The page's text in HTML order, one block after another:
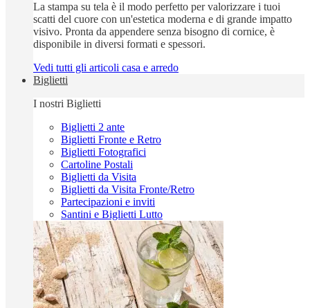
La stampa su tela è il modo perfetto per valorizzare i tuoi
scatti del cuore con un'estetica moderna e di grande impatto
visivo. Pronta da appendere senza bisogno di cornice, è
disponibile in diversi formati e spessori.
Vedi tutti gli articoli casa e arredo
Biglietti
I nostri Biglietti
Biglietti 2 ante
Biglietti Fronte e Retro
Biglietti Fotografici
Cartoline Postali
Biglietti da Visita
Biglietti da Visita Fronte/Retro
Partecipazioni e inviti
Santini e Biglietti Lutto